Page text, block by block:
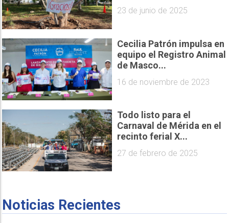
23 de junio de 2025
Cecilia Patrón impulsa en
equipo el Registro Animal
de Masco...
16 de noviembre de 2023
Todo listo para el
Carnaval de Mérida en el
recinto ferial X...
27 de febrero de 2025
Noticias Recientes